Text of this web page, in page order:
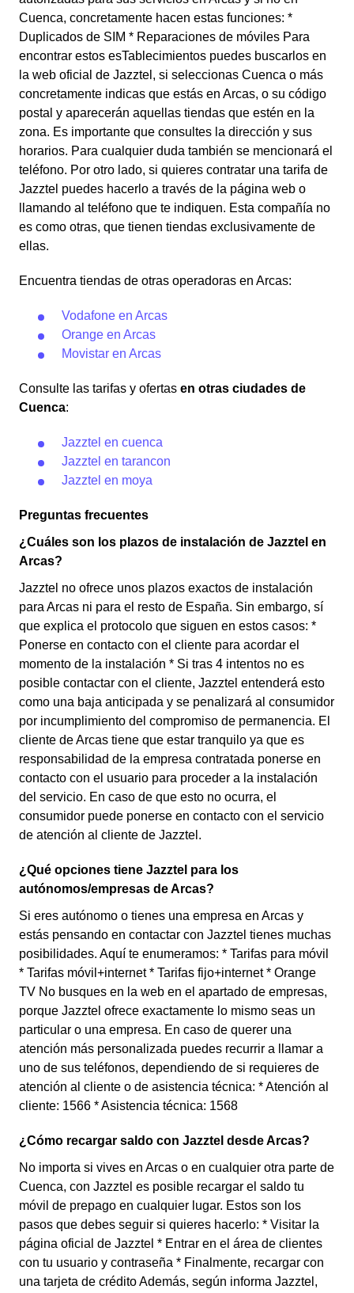
Cuenca, concretamente hacen estas funciones: *
Duplicados de SIM * Reparaciones de móviles Para
encontrar estos esTablecimientos puedes buscarlos en
la web oficial de Jazztel, si seleccionas Cuenca o más
concretamente indicas que estás en Arcas, o su código
postal y aparecerán aquellas tiendas que estén en la
zona. Es importante que consultes la dirección y sus
horarios. Para cualquier duda también se mencionará el
teléfono. Por otro lado, si quieres contratar una tarifa de
Jazztel puedes hacerlo a través de la página web o
llamando al teléfono que te indiquen. Esta compañía no
es como otras, que tienen tiendas exclusivamente de
ellas.
Encuentra tiendas de otras operadoras en Arcas:
Vodafone en Arcas
Orange en Arcas
Movistar en Arcas
Consulte las tarifas y ofertas en otras ciudades de
Cuenca:
Jazztel en cuenca
Jazztel en tarancon
Jazztel en moya
Preguntas frecuentes
¿Cuáles son los plazos de instalación de Jazztel en
Arcas?
Jazztel no ofrece unos plazos exactos de instalación
para Arcas ni para el resto de España. Sin embargo, sí
que explica el protocolo que siguen en estos casos: *
Ponerse en contacto con el cliente para acordar el
momento de la instalación * Si tras 4 intentos no es
posible contactar con el cliente, Jazztel entenderá esto
como una baja anticipada y se penalizará al consumidor
por incumplimiento del compromiso de permanencia. El
cliente de Arcas tiene que estar tranquilo ya que es
responsabilidad de la empresa contratada ponerse en
contacto con el usuario para proceder a la instalación
del servicio. En caso de que esto no ocurra, el
consumidor puede ponerse en contacto con el servicio
de atención al cliente de Jazztel.
¿Qué opciones tiene Jazztel para los
autónomos/empresas de Arcas?
Si eres autónomo o tienes una empresa en Arcas y
estás pensando en contactar con Jazztel tienes muchas
posibilidades. Aquí te enumeramos: * Tarifas para móvil
* Tarifas móvil+internet * Tarifas fijo+internet * Orange
TV No busques en la web en el apartado de empresas,
porque Jazztel ofrece exactamente lo mismo seas un
particular o una empresa. En caso de querer una
atención más personalizada puedes recurrir a llamar a
uno de sus teléfonos, dependiendo de si requieres de
atención al cliente o de asistencia técnica: * Atención al
cliente: 1566 * Asistencia técnica: 1568
¿Cómo recargar saldo con Jazztel desde Arcas?
No importa si vives en Arcas o en cualquier otra parte de
Cuenca, con Jazztel es posible recargar el saldo tu
móvil de prepago en cualquier lugar. Estos son los
pasos que debes seguir si quieres hacerlo: * Visitar la
página oficial de Jazztel * Entrar en el área de clientes
con tu usuario y contraseña * Finalmente, recargar con
una tarjeta de crédito Además, según informa Jazztel,